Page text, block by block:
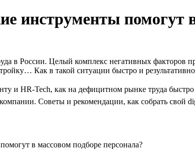
инструменты помогут
в России. Целый комплекс негативных факторов
Как в такой ситуации быстро и
и HR-Tech, как на дефицитном рынке труда
Советы и рекомендации, как собрать свой